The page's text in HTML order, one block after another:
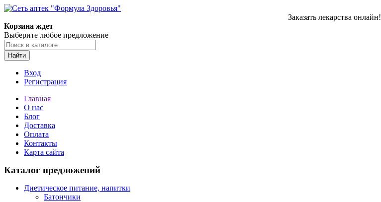
Заказать лекарства онлайн!
Корзина ждет
Выберите любое предложение
Найти
Вход
Регистрация
Главная
О нас
Блог
Доставка
Оплата
Контакты
Карта сайта
Каталог предложений
Диетическое питание, напитки
Батончики